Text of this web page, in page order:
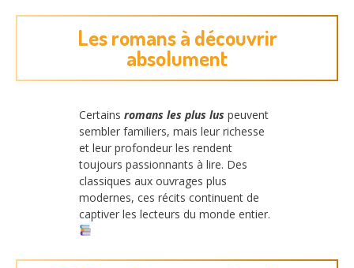
Les romans à découvrir
absolument
Certains romans les plus lus peuvent
sembler familiers, mais leur richesse
et leur profondeur les rendent
toujours passionnants à lire. Des
classiques aux ouvrages plus
modernes, ces récits continuent de
captiver les lecteurs du monde entier.